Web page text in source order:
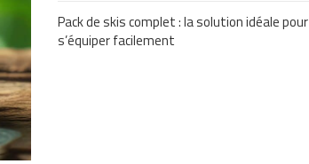
Pack de skis complet : la solution idéale pour
s’équiper facilement